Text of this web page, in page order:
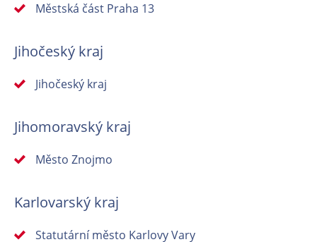
Městská část Praha 13
Jihočeský kraj
Jihočeský kraj
Jihomoravský kraj
Město Znojmo
Karlovarský kraj
Statutární město Karlovy Vary